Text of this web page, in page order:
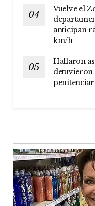
Vuelve el
anticipan
km/h
Hallaron
detuvieron